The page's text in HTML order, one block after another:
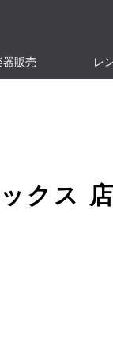
器販売 レ
クス